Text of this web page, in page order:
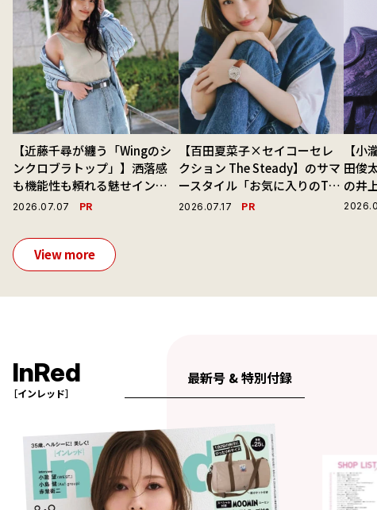
【近藤千尋が纏う「Wingのシ
ンクロブラトップ」】洒落感
も機能性も頼れる魅せインナ
ーで毎日を心地よくアプデ！
2026.07.07 PR
【百田夏菜子×セイコーセレ
クション The Steady】のサマ
ースタイル「お気に入りのTシ
ャツと最高の時計と。」
2026.07.17 PR
【小
田俊
の井
演じ
View more
InRed
［インレッド］
最新号 & 特別付録